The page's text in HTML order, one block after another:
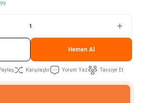
99
Hemen Al
Karşılaştır Yorum Yaz Tavsiye Et